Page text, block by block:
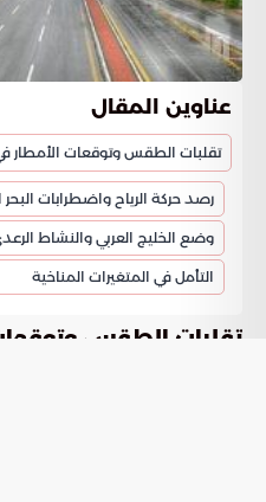
عناوين المقال
تقلبات الطقس وتوقعات الأمطار
رصد حركة الرياح واضطرابات البحر
وضع الخليج العربي والنشاط
التأمل في المتغيرات المناخية
تقلبات الطقس